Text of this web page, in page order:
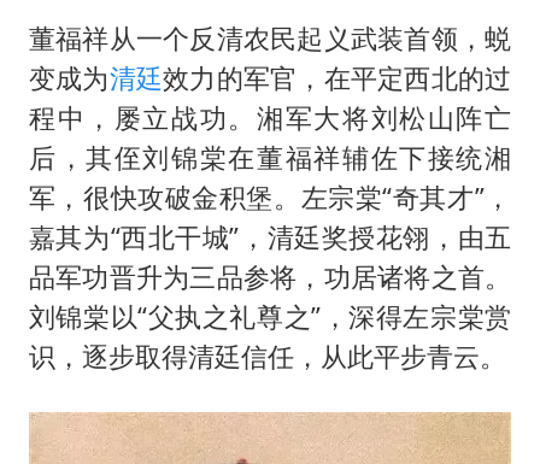
董福祥从一个反清农民起义武装首领，蜕
变成为清廷效力的军官，在平定西北的过
程中，屡立战功。湘军大将刘松山阵亡
后，其侄刘锦棠在董福祥辅佐下接统湘
军，很快攻破金积堡。左宗棠“奇其才”，
嘉其为“西北干城”，清廷奖授花翎，由五
品军功晋升为三品参将，功居诸将之首。
刘锦棠以“父执之礼尊之”，深得左宗棠赏
识，逐步取得清廷信任，从此平步青云。